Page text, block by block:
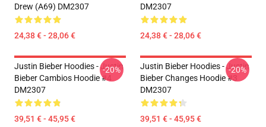
Drew (A69) DM2307
24,38 € - 28,06 €
DM2307
24,38 € - 28,06 €
Justin Bieber Hoodies - Justin
Bieber Cambios Hoodie #4
DM2307
39,51 € - 45,95 €
-20%
Justin Bieber Hoodies - Justin
Bieber Changes Hoodie #3
DM2307
39,51 € - 45,95 €
-20%